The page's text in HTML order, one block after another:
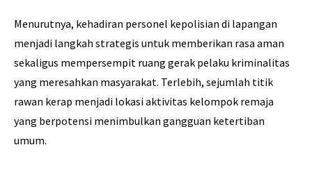
Menurutnya, kehadiran personel kepolisian di lapangan
menjadi langkah strategis untuk memberikan rasa aman
sekaligus mempersempit ruang gerak pelaku kriminalitas
yang meresahkan masyarakat. Terlebih, sejumlah titik
rawan kerap menjadi lokasi aktivitas kelompok remaja
yang berpotensi menimbulkan gangguan ketertiban
umum.